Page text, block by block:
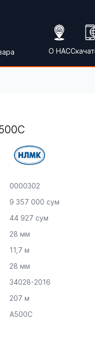
О НАС
0000302
9 357 000 сум
44 927 сум
28 мм
11,7 м
28 мм
34028-2016
207 м
А500С